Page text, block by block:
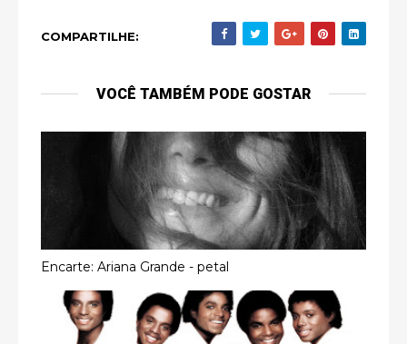
COMPARTILHE:
VOCÊ TAMBÉM PODE GOSTAR
Encarte: Ariana Grande - petal